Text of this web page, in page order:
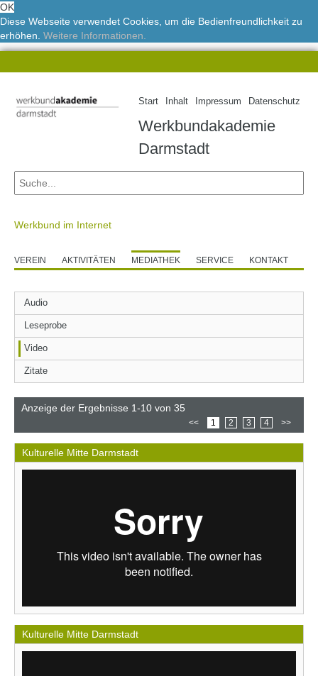
OK
Diese Webseite verwendet Cookies, um die Bedienfreundlichkeit zu
erhöhen. Weitere Informationen.
Start Inhalt Impressum Datenschutz
Werkbundakademie
Darmstadt
Werkbund im Internet
VEREIN AKTIVITÄTEN MEDIATHEK SERVICE KONTAKT
Audio
Leseprobe
Video
Zitate
Anzeige der Ergebnisse 1-10 von 35
<< 1 2 3 4 >>
Kulturelle Mitte Darmstadt
Kulturelle Mitte Darmstadt